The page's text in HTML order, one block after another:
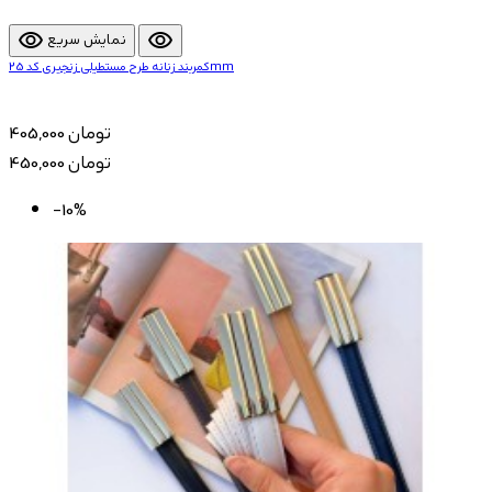
visibility نمایش سریع visibility
کمربند زنانه طرح مستطیلی زنجیری کد 25mm
405,000 تومان
450,000 تومان
-10%